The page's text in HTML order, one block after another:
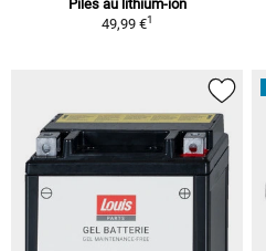
Piles au lithium-ion
49,99 €1